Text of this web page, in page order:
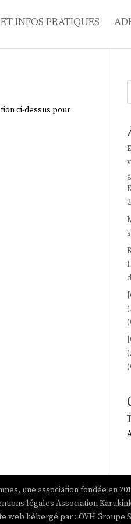
INFOS PRATIQUES
ci-dessus pour
une association fondée en
légales Association
web hébergé par : OVH Groupe